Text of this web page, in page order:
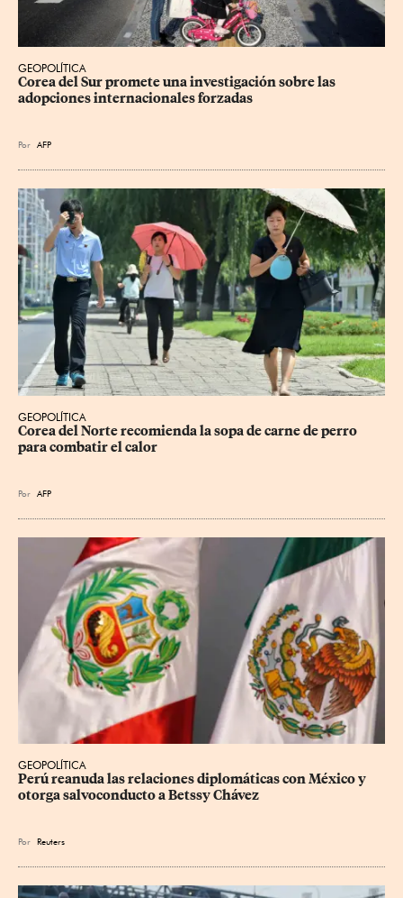
GEOPOLÍTICA
Corea del Sur promete una investigación sobre las
adopciones internacionales forzadas
Por AFP
GEOPOLÍTICA
Corea del Norte recomienda la sopa de carne de perro
para combatir el calor
Por AFP
GEOPOLÍTICA
Perú reanuda las relaciones diplomáticas con México y
otorga salvoconducto a Betssy Chávez
Por Reuters